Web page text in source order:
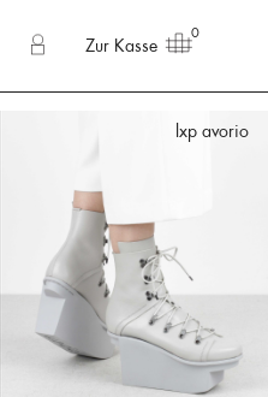
Zur Kasse
0
lxp avorio